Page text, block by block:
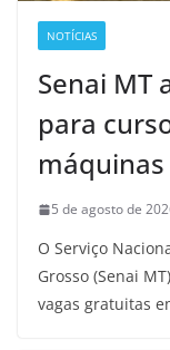
NOTÍCIAS
Senai MT
para
5 de agosto de
O Serviço
Grosso (Senai
vagas gratuitas